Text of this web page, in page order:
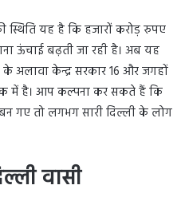
यह है कि हजारों करोड़ रुपए
ऊंचाई बढ़ती जा रही है। अब यह
अलावा केन्द्र सरकार 16 और जगहों
में है। आप कल्पना कर सकते हैं कि
गए तो लगभग सारी दिल्ली के लोग
वासी